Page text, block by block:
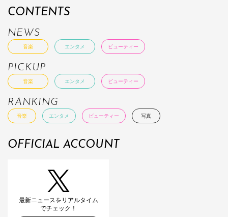
CONTENTS
NEWS
音楽 エンタメ ビューティー
PICKUP
音楽 エンタメ ビューティー
RANKING
音楽 エンタメ ビューティー 写真
OFFICIAL ACCOUNT
最新ニュースをリアルタイム
でチェック！